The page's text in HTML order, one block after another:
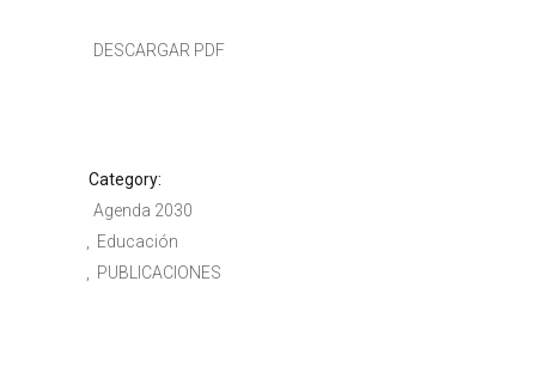
DESCARGAR PDF
Category:
Agenda 2030
Educación
PUBLICACIONES